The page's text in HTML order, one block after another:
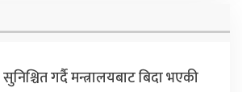
गर्दै मन्त्रालयबाट बिदा भएकी